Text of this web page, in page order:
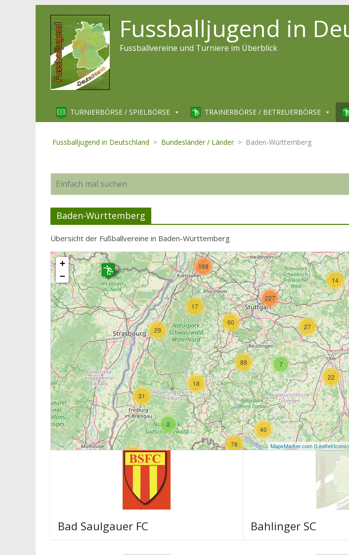
Fussballjugend in
Fussballvereine und Turniere im Überblick
TURNIERBÖRSE / SPIELBÖRSE TRAINERBÖRSE / BETREUERBÖRSE
Fussballjugend in Deutschland > Bundesländer / Länder > Baden-Württemberg
Baden-Württemberg
Übersicht der Fußballvereine in Baden-Württemberg
3
7
22
18
31
29
2
20
40
78
88
14
27
227
17
168
60
+
−
MapsMarker.com(Leaflet/Icons
Bad Saulgauer FC Bahlinger SC